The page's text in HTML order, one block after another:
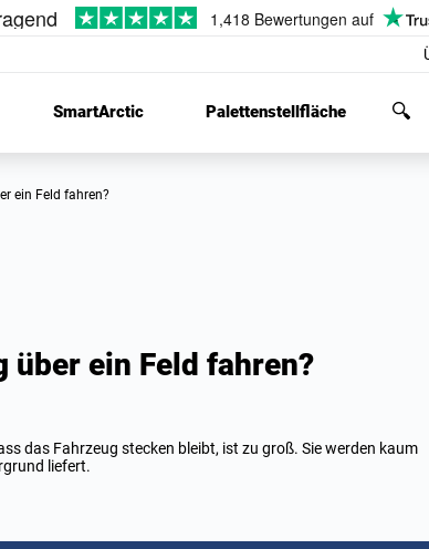
SmartArctic Palettenstellfläche
ein Feld fahren?
über ein Feld fahren?
das Fahrzeug stecken bleibt, ist zu groß. Sie werden kaum
liefert.